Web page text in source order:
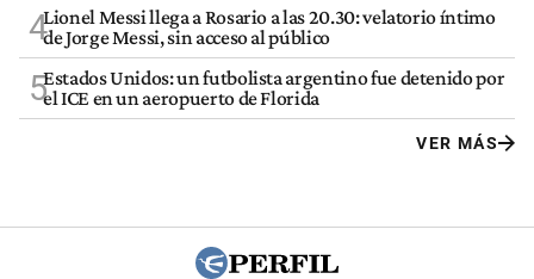
4Lionel Messi llega a Rosario a las 20.30: velatorio íntimo
de Jorge Messi, sin acceso al público
5Estados Unidos: un futbolista argentino fue detenido por
el ICE en un aeropuerto de Florida
VER MÁS